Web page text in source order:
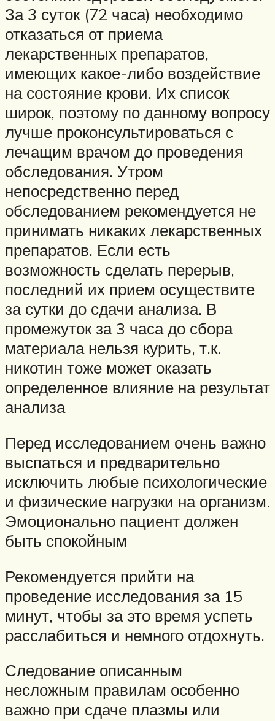
За 3 суток (72 часа) необходимо
отказаться от приема
лекарственных препаратов,
имеющих какое-либо воздействие
на состояние крови. Их список
широк, поэтому по данному вопросу
лучше проконсультироваться с
лечащим врачом до проведения
обследования. Утром
непосредственно перед
обследованием рекомендуется не
принимать никаких лекарственных
препаратов. Если есть
возможность сделать перерыв,
последний их прием осуществите
за сутки до сдачи анализа. В
промежуток за 3 часа до сбора
материала нельзя курить, т.к.
никотин тоже может оказать
определенное влияние на результат
анализа
Перед исследованием очень важно
выспаться и предварительно
исключить любые психологические
и физические нагрузки на организм.
Эмоционально пациент должен
быть спокойным
Рекомендуется прийти на
проведение исследования за 15
минут, чтобы за это время успеть
расслабиться и немного отдохнуть.
Следование описанным
несложным правилам особенно
важно при сдаче плазмы или